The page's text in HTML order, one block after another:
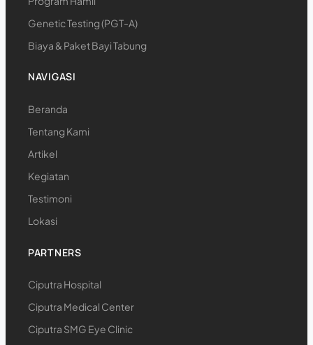
Genetic Testing (PGT-A)
Biaya & Paket Bayi Tabung
NAVIGASI
Beranda
Tentang Kami
Artikel
Kegiatan
Testimoni
Lokasi
PARTNERS
Ciputra Hospital
Ciputra Medical Center
Ciputra SMG Eye Clinic